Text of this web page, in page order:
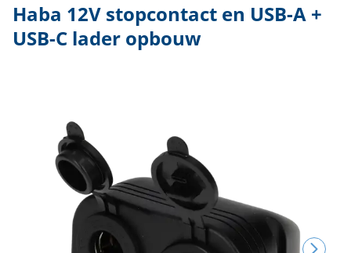
Haba 12V stopcontact en USB-A +
USB-C lader opbouw